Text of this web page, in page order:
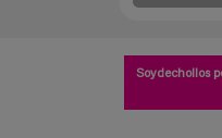
Soydechollos